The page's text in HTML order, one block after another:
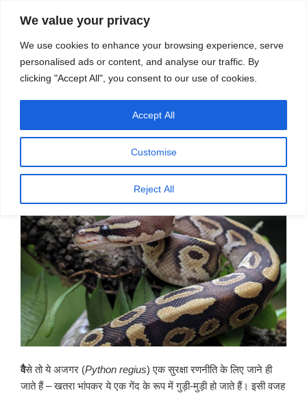
We value your privacy
We use cookies to enhance your browsing experience, serve
personalised ads or content, and analyse our traffic. By
clicking "Accept All", you consent to our use of cookies.
Customise
Reject All
Accept All
स्रोत
मेनू
प्रकाशित
अजगर की बैक्टीरिया-रोधी चमड़ी
वैसे तो ये अजगर (Python regius) एक सुरक्षा रणनीति के लिए जाने ही
जाते हैं – खतरा भांपकर ये एक गेंद के रूप में गुड़ी-मुड़ी हो जाते हैं। इसी वजह